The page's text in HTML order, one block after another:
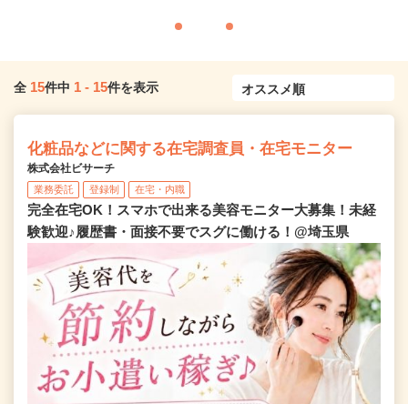
全 15件中 1 - 15件を表示
化粧品などに関する在宅調査員・在宅モニター
株式会社ビサーチ
業務委託 登録制 在宅・内職
完全在宅OK！スマホで出来る美容モニター大募集！未経
験歓迎♪履歴書・面接不要でスグに働ける！@埼玉県